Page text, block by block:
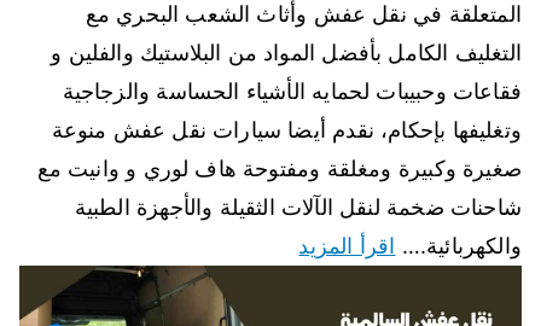
المتعلقة في نقل عفش وأثاث الشعب البحري مع
التغليف الكامل بأفضل المواد من البلاستيك والفلين و
فقاعات وحبيبات لحمايه الأشياء الحساسة والزجاجية
وتغليفها بإحكام، نقدم أيضا سيارات نقل عفش منوعة
صغيرة وكبيرة ومغلقة ومفتوحة هاف لوري و وانيت مع
شاحنات ضخمة لنقل الآلات الثقيلة والأجهزة الطبية
والكهربائية.… اقرأ المزيد